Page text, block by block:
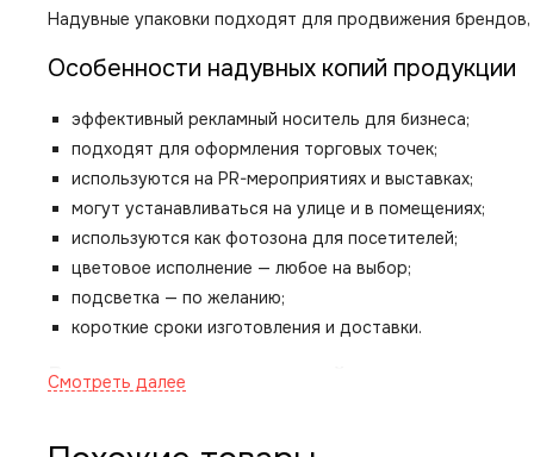
Надувные упаковки подходят для продвижения
Особенности надувных копий продукции
эффективный рекламный носитель для бизнеса;
подходят для оформления торговых точек;
используются на PR-мероприятиях и выставках;
могут устанавливаться на улице и в помещениях;
используются как фотозона для посетителей;
цветовое исполнение — любое на выбор;
подсветка — по желанию;
короткие сроки изготовления и доставки.
Варианты надувных копий продукции